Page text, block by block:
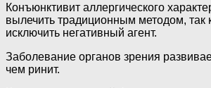
Конъюнктивит аллергического
вылечить традиционным методом, так
исключить негативный агент.
Заболевание органов зрения
чем ринит.